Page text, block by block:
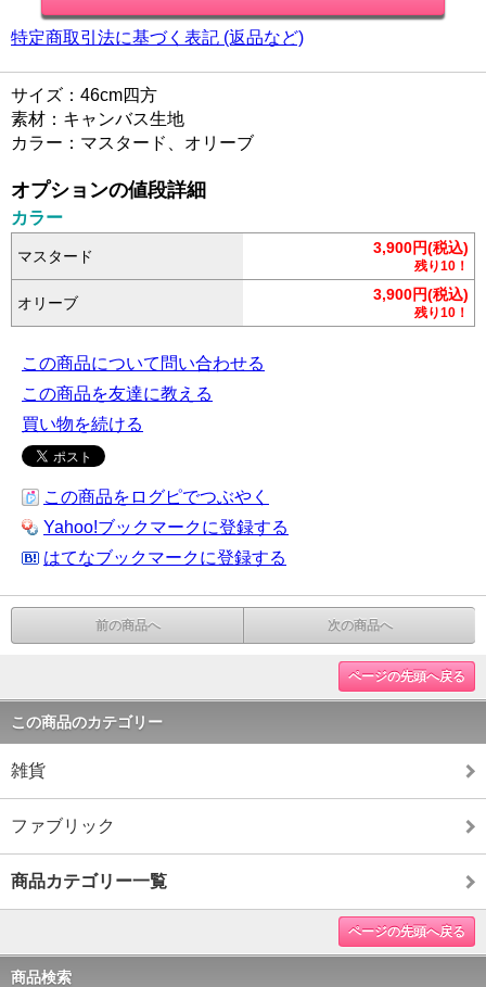
特定商取引法に基づく表記 (返品など)
サイズ：46cm四方
素材：キャンバス生地
カラー：マスタード、オリーブ
オプションの値段詳細
カラー
マスタード 3,900円(税込)
残り10！
オリーブ 3,900円(税込)
残り10！
この商品について問い合わせる
この商品を友達に教える
買い物を続ける
この商品をログピでつぶやく
Yahoo!ブックマークに登録する
はてなブックマークに登録する
前の商品へ 次の商品へ
ページの先頭へ戻る
この商品のカテゴリー
雑貨
ファブリック
商品カテゴリー一覧
ページの先頭へ戻る
商品検索